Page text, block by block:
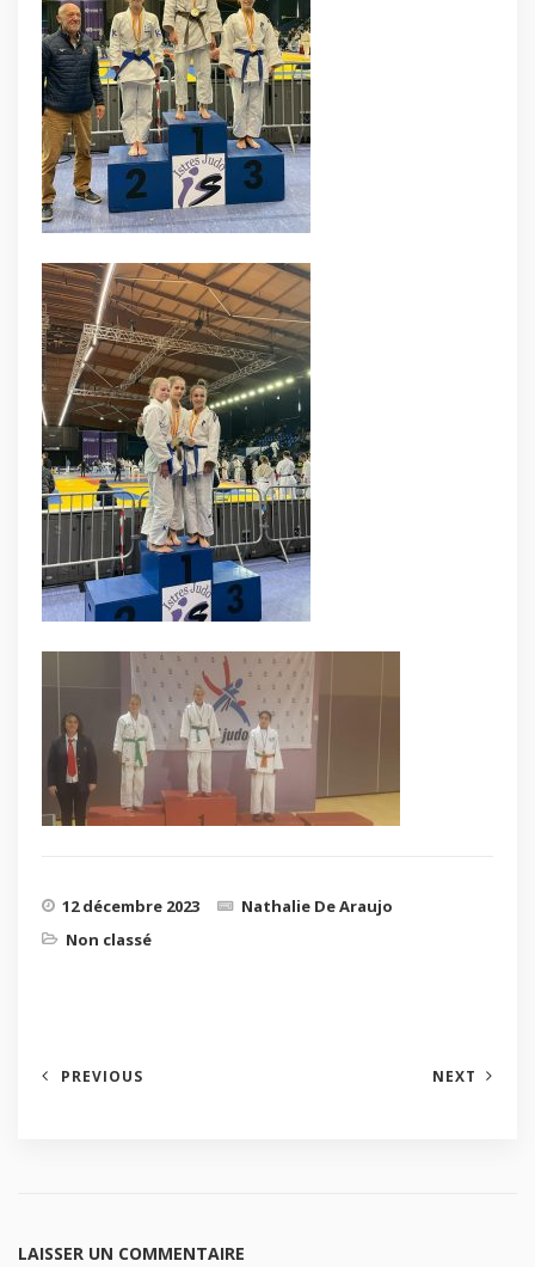
12 décembre 2023
Nathalie De Araujo
Non classé
PREVIOUS NEXT
LAISSER UN COMMENTAIRE